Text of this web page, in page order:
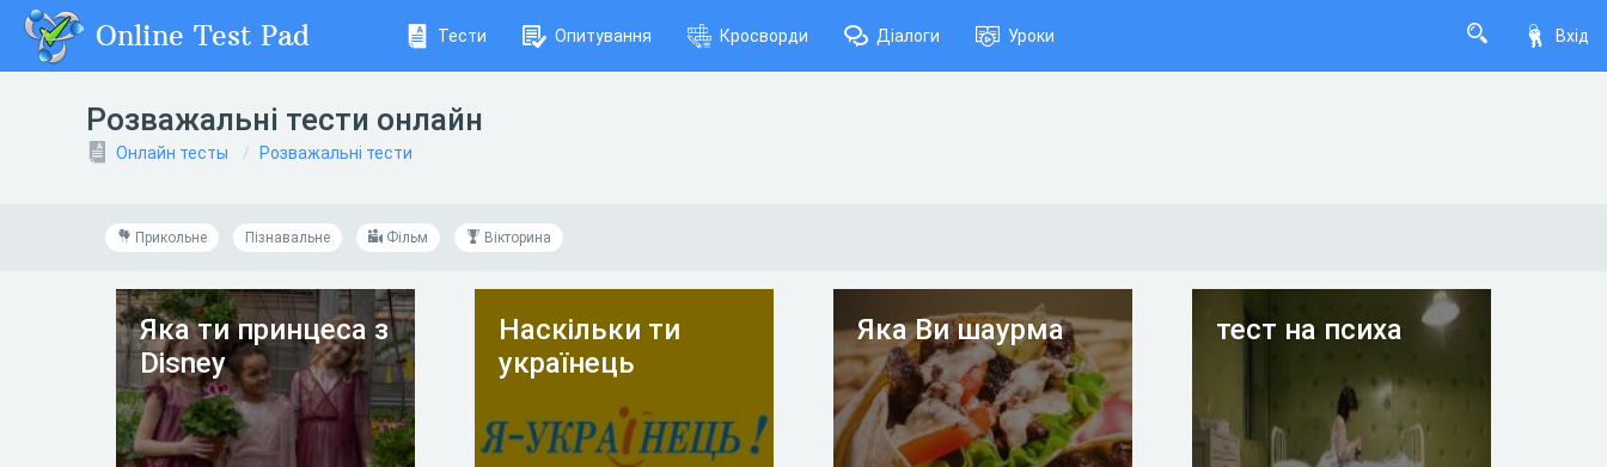
Вхід
Online Test Pad Тести Опитування Кросворди Діалоги Уроки
Розважальні тести онлайн
Онлайн тесты Розважальні тести
Прикольне Пізнавальне Фільм Вікторина
Яка ти принцеса з
Disney
Наскільки ти
українець
Яка Ви шаурма тест на психа